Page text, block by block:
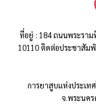
ที่อยู่ : 184 ถนนพระราม
10110 ติดต่อประชาสัม
การยาสูบแห่งประเท
จ.พระนคร